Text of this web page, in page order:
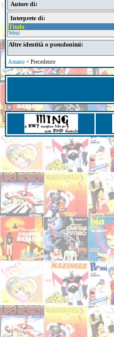
Autore di:
Interprete di:
Titolo
West
Altre identità o pseudonimi:
Amano < Precedente